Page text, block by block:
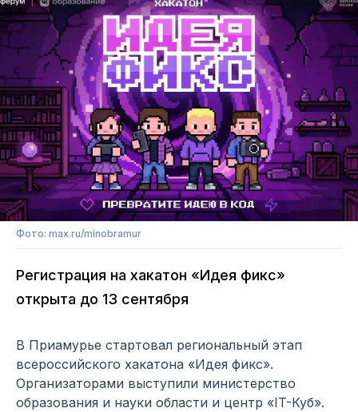
Фото: max.ru/minobramur
Регистрация на хакатон «Идея фикс»
открыта до 13 сентября
В Приамурье стартовал региональный этап
всероссийского хакатона «Идея фикс».
Организаторами выступили министерство
образования и науки области и центр «IT-Куб».